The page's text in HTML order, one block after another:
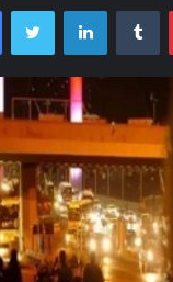
FacebookTwitter LinkedIn